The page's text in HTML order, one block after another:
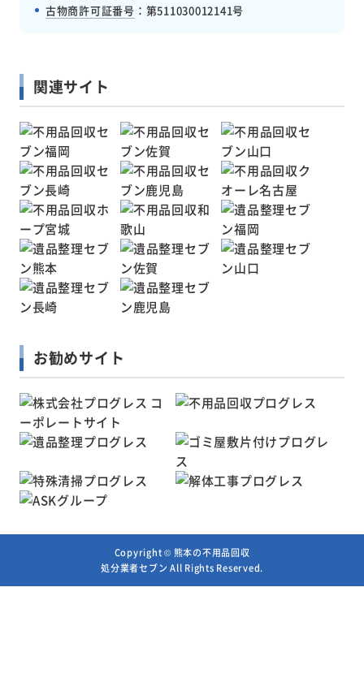
古物商許可証番号 ： 第511030012141号
関連サイト
お勧めサイト
Copyright © 熊本の不用品回収
処分業者セブン All Rights Reserved.